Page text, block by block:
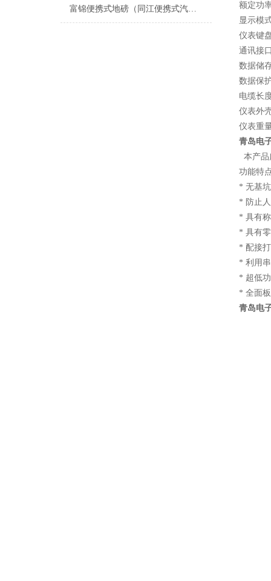
富锦便携式地磅（同江便携式汽车衡）绥芬河便携式汽车衡）牡丹江地磅维修
额定功
显示模
仪表键
通讯接
数据储
数据保
电缆长
仪表外
仪表重
青岛电
本产品
功能特
* 无
* 防止
* 具有
* 具有
* 配接
* 利用
* 超
* 全面
青岛电